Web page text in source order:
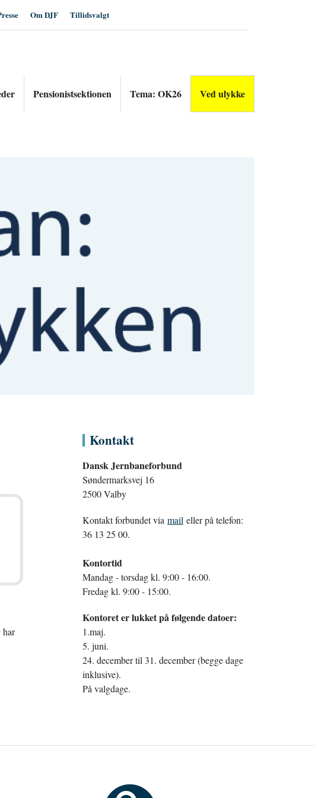
Om DJF Tillidsvalgt
Pensionistsektionen Tema: OK26 Ved ulykke
har
Kontakt
Dansk Jernbaneforbund
Søndermarksvej 16
2500 Valby
Kontakt forbundet via mail eller på telefon:
36 13 25 00.
Kontortid
Mandag - torsdag kl. 9:00 - 16:00.
Fredag kl. 9:00 - 15:00.
Kontoret er lukket på følgende datoer:
1.maj.
5. juni.
24. december til 31. december (begge dage
inklusive).
På valgdage.